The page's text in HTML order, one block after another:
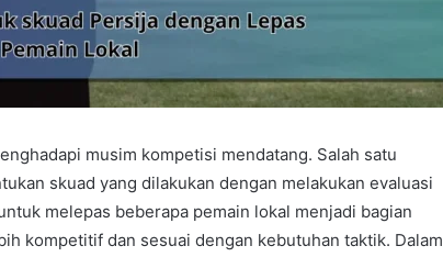
musim kompetisi mendatang. Salah satu
skuad yang dilakukan dengan melakukan evaluasi
melepas beberapa pemain lokal menjadi bagian
kompetitif dan sesuai dengan kebutuhan taktik. Dalam